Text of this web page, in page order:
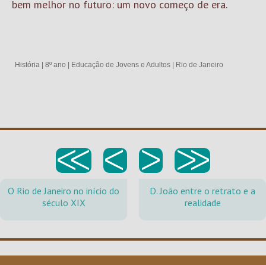
bem melhor no futuro: um novo começo de era.
História 8º ano Educação de Jovens e Adultos Rio de Janeiro
<< < > >>
O Rio de Janeiro no início do
século XIX
D. João entre o retrato e a
realidade